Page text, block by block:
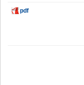
pdf